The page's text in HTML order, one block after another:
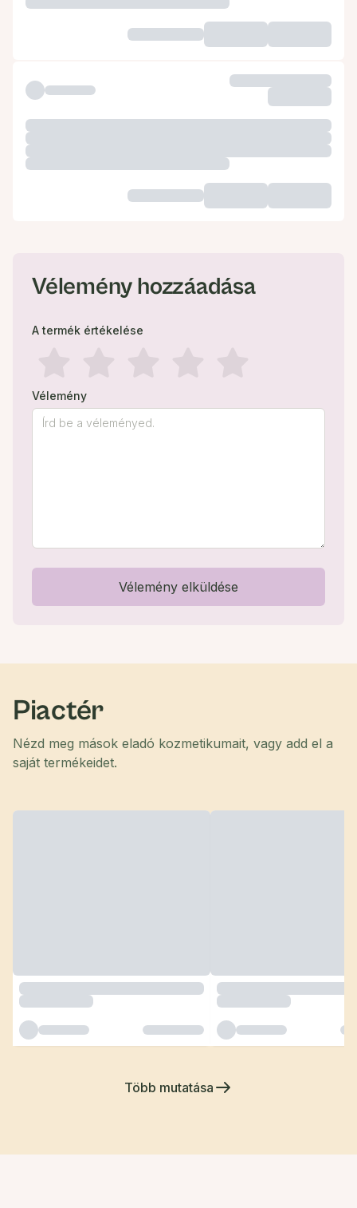
Vélemény hozzáadása
A termék értékelése
Vélemény
Vélemény elküldése
Piactér
Nézd meg mások eladó kozmetikumait, vagy add el a
saját termékeidet.
Több mutatása